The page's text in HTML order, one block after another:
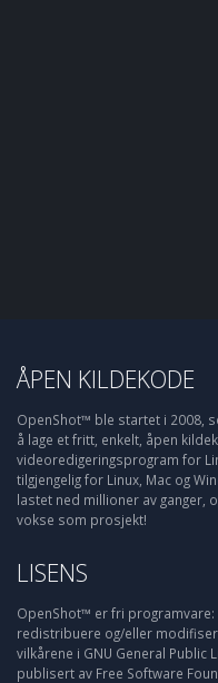
ÅPEN KILDEKODE
OpenShot™ ble startet i 2008,
å lage et fritt, enkelt, åpen
videoredigeringsprogram for
tilgjengelig for Linux, Mac og
lastet ned millioner av ganger,
vokse som prosjekt!
LISENS
OpenShot™ er fri programvare:
redistribuere og/eller
vilkårene i GNU General Public
publisert av Free Software